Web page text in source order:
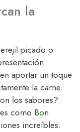
la
picado o
aportar un toque
la carne.
los sabores?
como Bon
increíbles.